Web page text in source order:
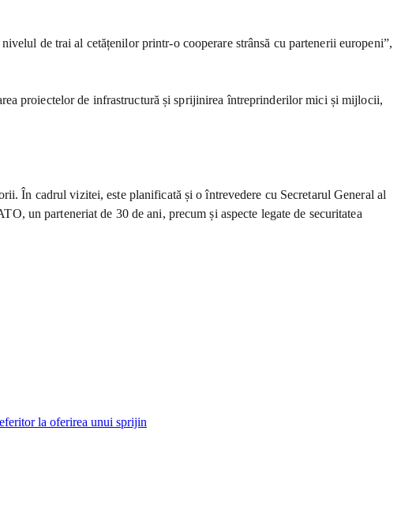
de trai al cetățenilor printr-o cooperare strânsă cu partenerii europeni”,
proiectelor de infrastructură și sprijinirea întreprinderilor mici și mijlocii,
În cadrul vizitei, este planificată și o întrevedere cu Secretarul General al
un parteneriat de 30 de ani, precum și aspecte legate de securitatea
la oferirea unui sprijin